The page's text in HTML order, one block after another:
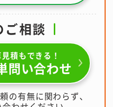
相談
積もできる！
問い合わせ
の有無に関わらず、